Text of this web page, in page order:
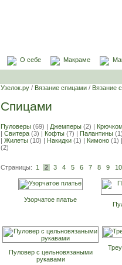
О себе Макраме
Узелок.ру / Вязание спицами / Вязание
Спицами
Пуловеры (69) | Джемперы (2) |
| Свитера (3) | Кофты (7) | Палантины
| Жилеты (10) | Накидки (1) | Кимоно (1)
(2)
Страницы: 1 2 3 4 5 6 7 8 9 10
Узорчатое платье
Пуловер с цельновязаными
рукавами